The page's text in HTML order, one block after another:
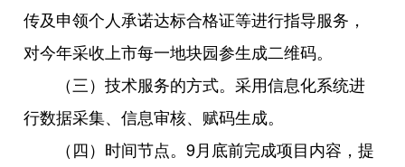
传及申领个人承诺达标合格证等进行指导服务，
对今年采收上市每一地块园参生成二维码。
（三）技术服务的方式。采用信息化系统进
行数据采集、信息审核、赋码生成。
（四）时间节点。9月底前完成项目内容，提